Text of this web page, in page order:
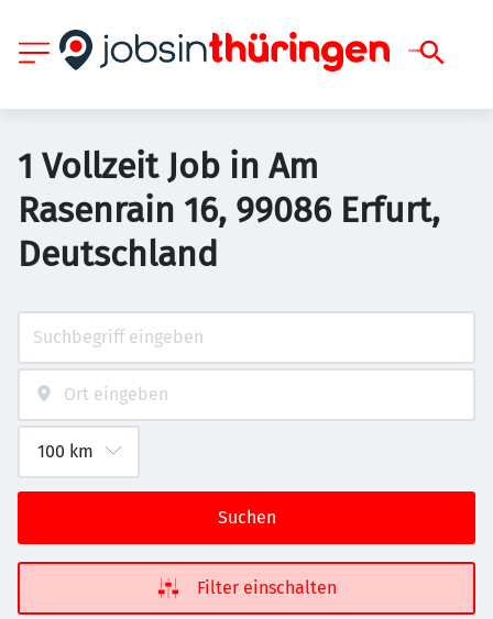
1 Vollzeit Job in Am
Rasenrain 16, 99086 Erfurt,
Deutschland
Suchen
Filter einschalten